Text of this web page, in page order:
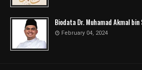
Biodata Dr. Muhamad Akmal bin
February 04, 2024